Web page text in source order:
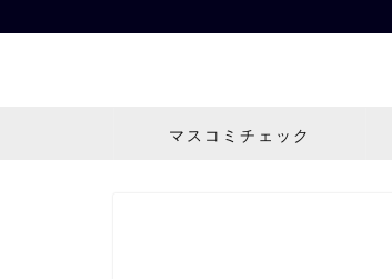
マスコミチェック